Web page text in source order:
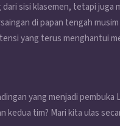
sisi klasemen, tetapi juga
di papan tengah
yang terus menghantui
yang menjadi pembuka
kedua tim? Mari kita ulas